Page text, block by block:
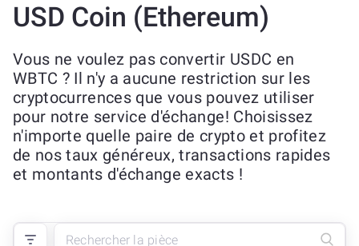
USD Coin (Ethereum)
Vous ne voulez pas convertir USDC en
WBTC ? Il n'y a aucune restriction sur les
cryptocurrences que vous pouvez utiliser
pour notre service d'échange! Choisissez
n'importe quelle paire de crypto et profitez
de nos taux généreux, transactions rapides
et montants d'échange exacts !